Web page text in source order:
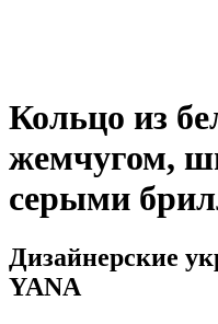
Кольцо из
жемчугом,
серыми
Дизайнерские
YANA